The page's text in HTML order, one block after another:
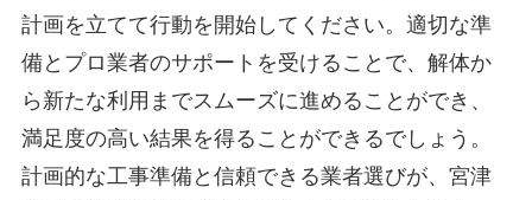
計画を立てて行動を開始してください。適切な準
備とプロ業者のサポートを受けることで、解体か
ら新たな利用までスムーズに進めることができ、
満足度の高い結果を得ることができるでしょう。
計画的な工事準備と信頼できる業者選びが、宮津